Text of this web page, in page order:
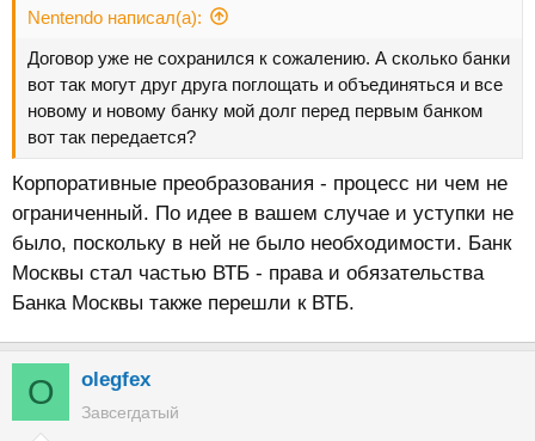
Nentendo написал(а):
Договор уже не сохранился к сожалению. А сколько банки
вот так могут друг друга поглощать и объединяться и все
новому и новому банку мой долг перед первым банком
вот так передается?
Корпоративные преобразования - процесс ни чем не
ограниченный. По идее в вашем случае и уступки не
было, поскольку в ней не было необходимости. Банк
Москвы стал частью ВТБ - права и обязательства
Банка Москвы также перешли к ВТБ.
O olegfex
Завсегдатый